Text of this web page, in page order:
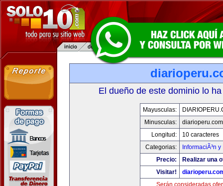
El dueño de este dominio lo
Mayusculas:
Minusculas:
diarioperu.com
Longitud:
10 caracteres
Categorias:
InformaciÃ³n
Precio:
Realizar una
Visitar!
Serán consideradas